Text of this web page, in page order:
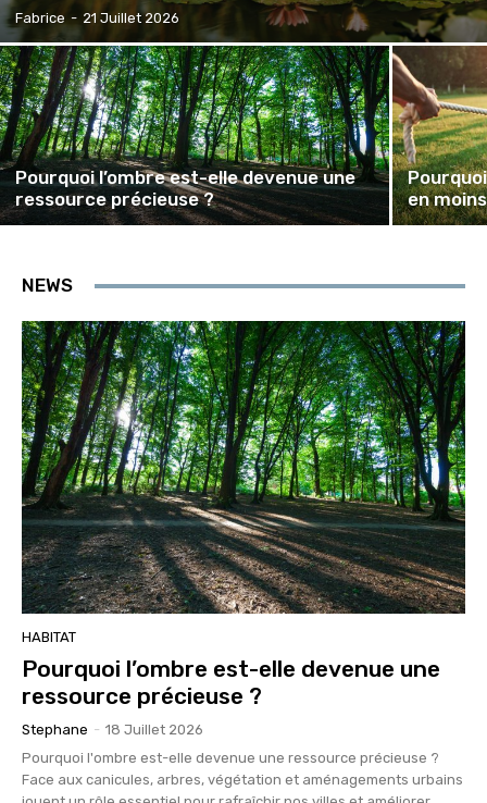
Fabrice - 21 Juillet 2026
Pourquoi l’ombre est-elle devenue une
ressource précieuse ?
en
NEWS
HABITAT
Pourquoi l’ombre est-elle devenue une
ressource précieuse ?
Stephane - 18 Juillet 2026
Pourquoi l'ombre est-elle devenue une ressource précieuse ?
Face aux canicules, arbres, végétation et aménagements urbains